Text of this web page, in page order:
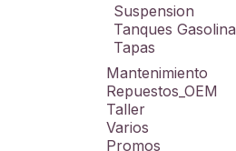
Suspension
Tanques Gasolina
Tapas
Mantenimiento
Repuestos_OEM
Taller
Varios
Promos